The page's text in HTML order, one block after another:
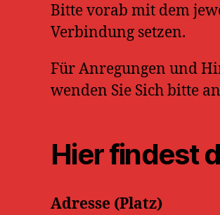
Bitte vorab mit dem
Verbindung setzen.
Für Anregungen und
wenden Sie Sich bitte
Hier findest
Adresse (Platz)